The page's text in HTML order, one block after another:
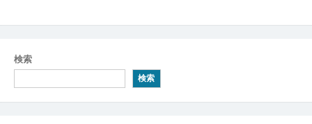
検索
検索